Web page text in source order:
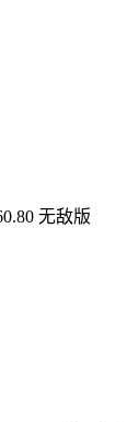
无敌版